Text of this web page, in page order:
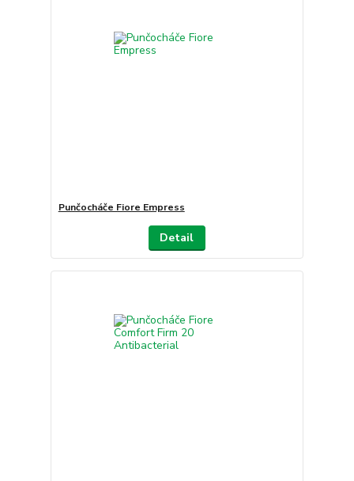
Punčocháče Fiore Empress
Detail